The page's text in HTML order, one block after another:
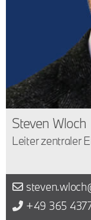
Steven Wloch
Leiter zentraler
+49 365